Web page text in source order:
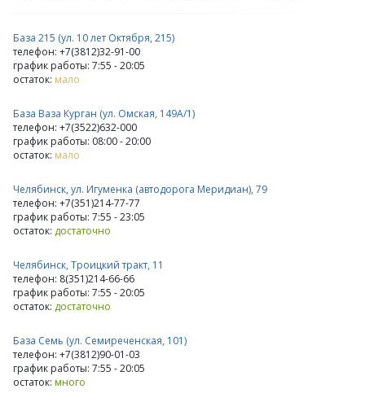
База 215 (ул. 10 лет Октября, 215)
телефон: +7(3812)32-91-00
график работы: 7:55 - 20:05
остаток: мало
База Ваза Курган (ул. Омская, 149А/1)
телефон: +7(3522)632-000
график работы: 08:00 - 20:00
остаток: мало
Челябинск, ул. Игуменка (автодорога Меридиан), 79
телефон: +7(351)214-77-77
график работы: 7:55 - 23:05
остаток: достаточно
Челябинск, Троицкий тракт, 11
телефон: 8(351)214-66-66
график работы: 7:55 - 20:05
остаток: достаточно
База Семь (ул. Семиреченская, 101)
телефон: +7(3812)90-01-03
график работы: 7:55 - 20:05
остаток: много